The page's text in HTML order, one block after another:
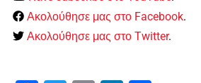
Ακολούθησε μας στο Facebook.
Ακολούθησε μας στο Twitter.